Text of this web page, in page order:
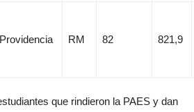
Providencia RM 82 821,9
que rindieron la PAES y dan